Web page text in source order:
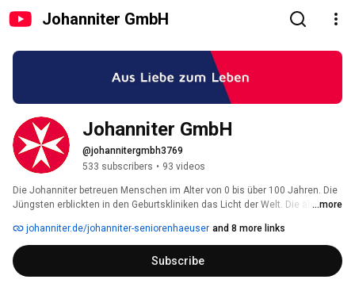
Johanniter GmbH
Johanniter GmbH
@johannitergmbh3769
533 subscribers • 93 videos
Die Johanniter betreuen Menschen im Alter von 0 bis über 100 Jahren. Die
Jüngsten erblickten in den Geburtskliniken das Licht der Welt. Die älteste
...more
johanniter.de/johanniter-seniorenhaeuser and 8 more links
Subscribe